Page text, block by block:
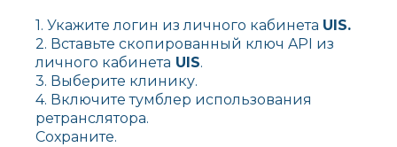
1. Укажите логин из личного кабинета UIS.
2. Вставьте скопированный ключ API из
личного кабинета UIS.
3. Выберите клинику.
4. Включите тумблер использования
ретранслятора.
Сохраните.